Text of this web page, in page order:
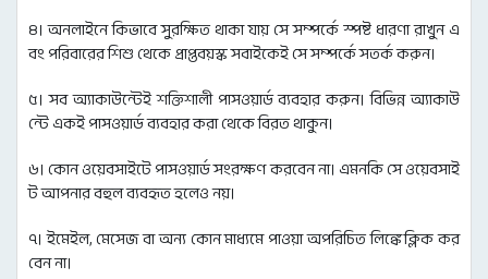
৪। অনলাইনে কিভাবে সুরক্ষিত থাকা যায় সে সম্পর্কে স্পষ্ট ধারণা রাখুন এ
বং পরিবারের শিশু থেকে প্রাপ্তবয়স্ক সবাইকেই সে সম্পর্কে সতর্ক করুন।
৫। সব অ্যাকাউন্টেই শক্তিশালী পাসওয়ার্ড ব্যবহার করুন। বিভিন্ন অ্যাকাউ
ন্টে একই পাসওয়ার্ড ব্যবহার করা থেকে বিরত থাকুন।
৬। কোন ওয়েবসাইটে পাসওয়ার্ড সংরক্ষণ করবেন না। এমনকি সে ওয়েবসাই
ট আপনার বহুল ব্যবহৃত হলেও নয়।
৭। ইমেইল, মেসেজ বা অন্য কোন মাধ্যমে পাওয়া অপরিচিত লিঙ্কে ক্লিক কর
বেন না।